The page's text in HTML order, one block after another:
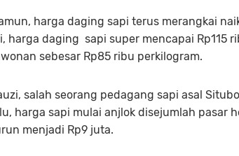
harga daging sapi terus merangkai
harga daging sapi super mencapai Rp115
sebesar Rp85 ribu perkilogram.
salah seorang pedagang sapi asal
harga sapi mulai anjlok disejumlah pasar
menjadi Rp9 juta.